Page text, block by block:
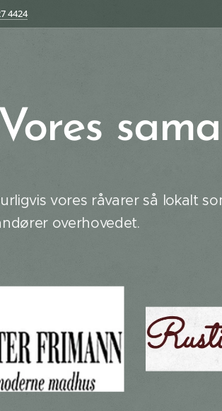
4424
Vores
vores råvarer så lokalt
overhovedet.